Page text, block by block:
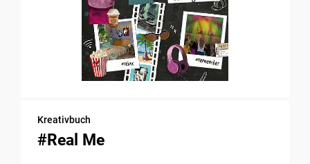
Kreativbuch
#Real Me